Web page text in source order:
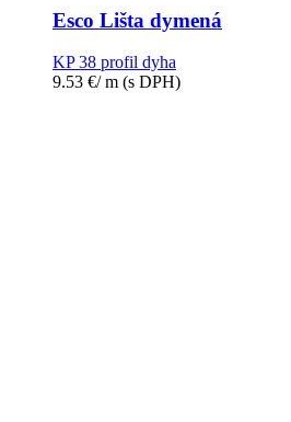
Esco Lišta dymená
KP 38 profil dyha
9.53 €/ m (s DPH)